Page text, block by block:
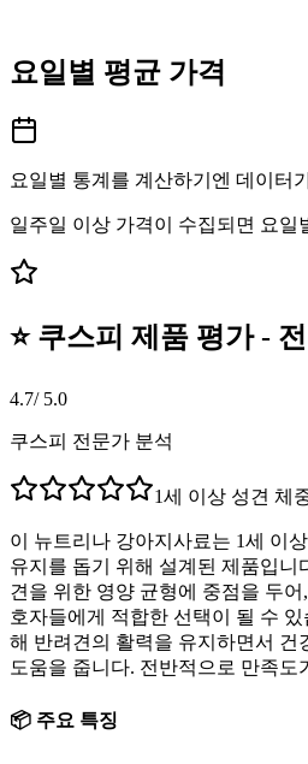
요일별 평균 가격
요일별 통계를 계산하기엔 데이터
일주일 이상 가격이 수집되면 요일
⭐ 쿠스피 제품 평가 -
4.7/ 5.0
쿠스피 전문가 분석
1세 이상 성견 체
이 뉴트리나 강아지사료는 1세 이
유지를 돕기 위해 설계된 제품입니
견을 위한 영양 균형에 중점을 두
호자들에게 적합한 선택이 될 수
해 반려견의 활력을 유지하면서 건
도움을 줍니다. 전반적으로 만족도
📦 주요 특징